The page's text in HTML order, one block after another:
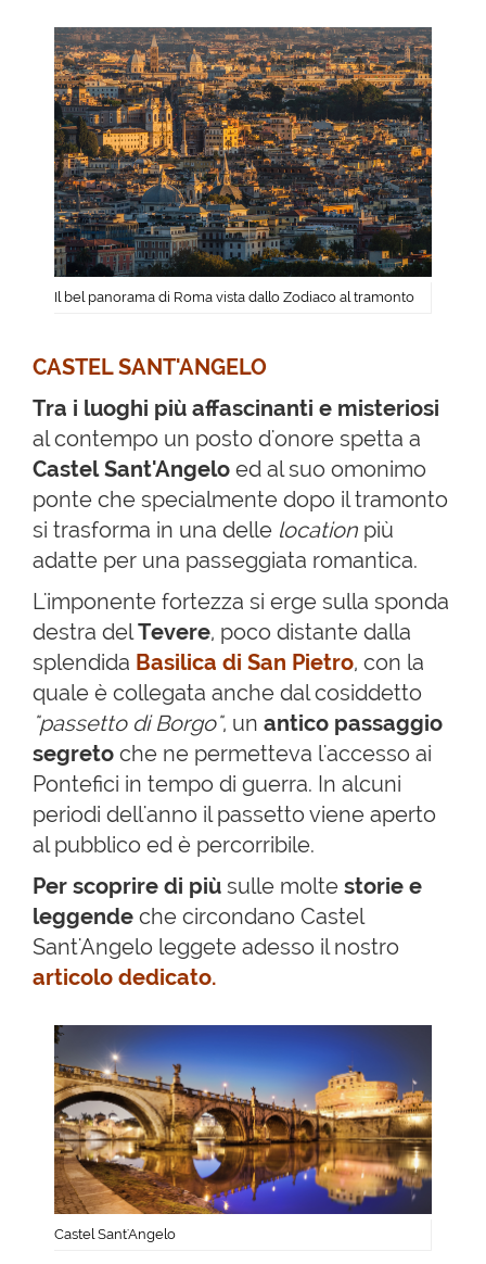
Il bel panorama di Roma vista dallo Zodiaco al tramonto
CASTEL SANT'ANGELO
Tra i luoghi più affascinanti e misteriosi
al contempo un posto d'onore spetta a
Castel Sant'Angelo ed al suo omonimo
ponte che specialmente dopo il tramonto
si trasforma in una delle location più
adatte per una passeggiata romantica.
L'imponente fortezza si erge sulla sponda
destra delTevere, poco distante dalla
splendida Basilica di San Pietro, con la
quale è collegata anche dal cosiddetto
"passetto di Borgo", un antico passaggio
segreto che ne permetteva l'accesso ai
Pontefici in tempo di guerra. In alcuni
periodi dell'anno il passetto viene aperto
al pubblico ed è percorribile.
Per scoprire di più sulle molte storie e
leggende che circondano Castel
Sant'Angelo leggete adesso il nostro
articolo dedicato.
Castel Sant'Angelo